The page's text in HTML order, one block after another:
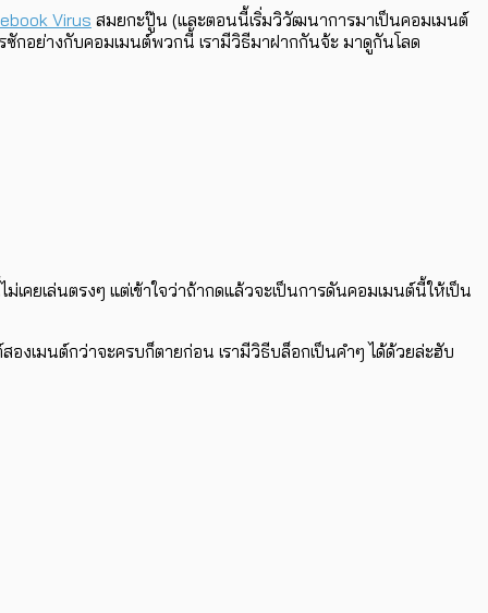
Virus สมยกะปู๊น (และตอนนี้เริ่มวิวัฒนาการมาเป็นคอมเมนต์
ซักอย่างกับคอมเมนต์พวกนี้ เรามีวิธีมาฝากกันจ้ะ มาดูกันโลด
คยเล่นตรงๆ แต่เข้าใจว่าถ้ากดแล้วจะเป็นการดันคอมเมนต์นี้ให้เป็น
เมนต์กว่าจะครบก็ตายก่อน เรามีวิธีบล็อกเป็นคำๆ ได้ด้วยล่ะฮับ